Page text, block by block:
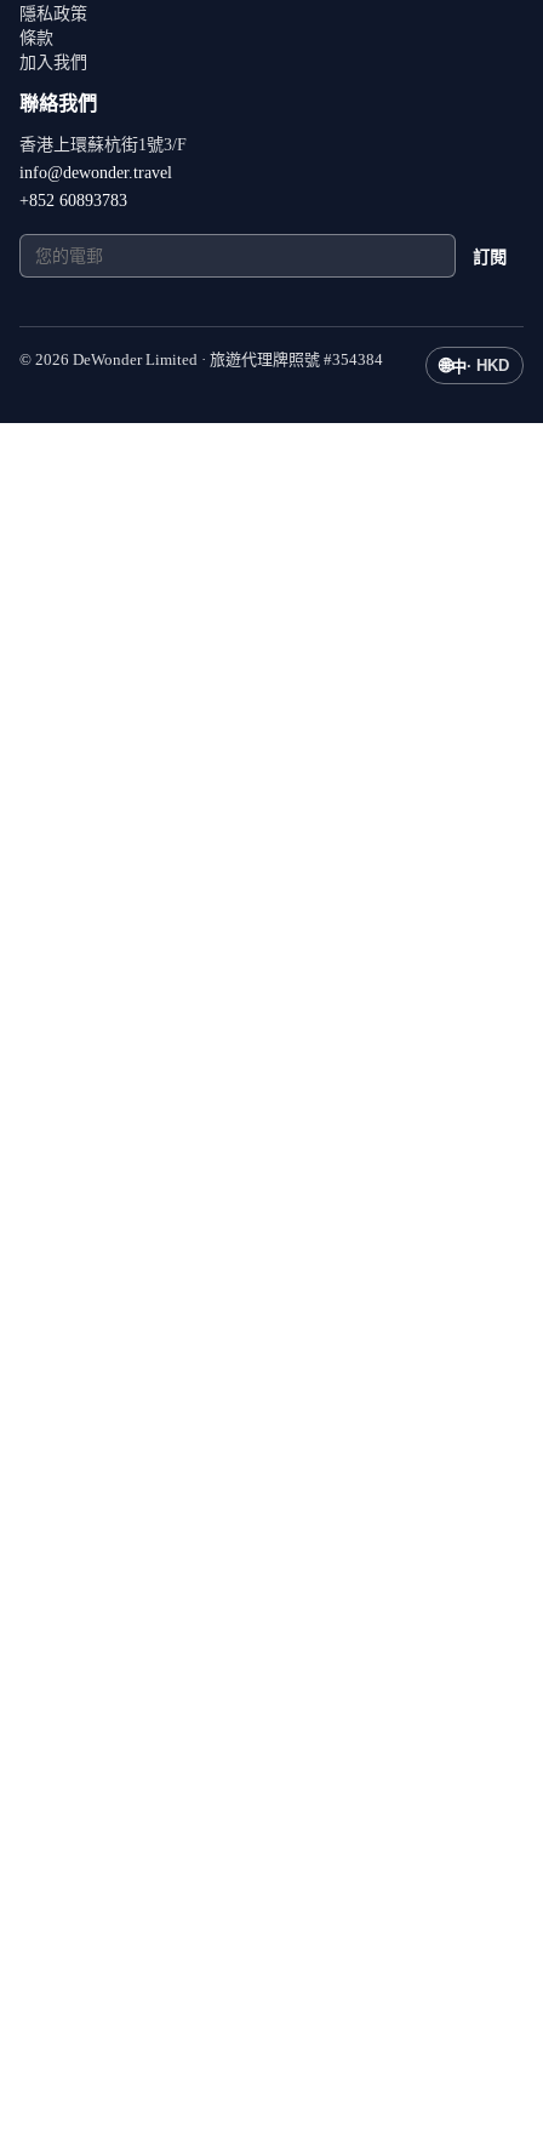
隱私政策
條款
加入我們
聯絡我們
香港上環蘇杭街1號3/F
info@dewonder.travel
+852 60893783
訂閱
© 2026 DeWonder Limited · 旅遊代理牌照號 #354384 🌐中· HKD